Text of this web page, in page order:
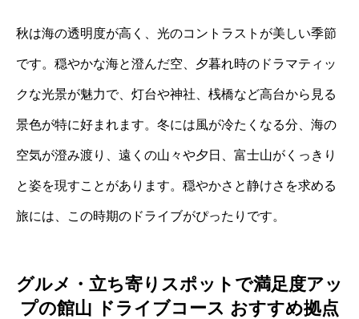
秋は海の透明度が高く、光のコントラストが美しい季節
です。穏やかな海と澄んだ空、夕暮れ時のドラマティッ
クな光景が魅力で、灯台や神社、桟橋など高台から見る
景色が特に好まれます。冬には風が冷たくなる分、海の
空気が澄み渡り、遠くの山々や夕日、富士山がくっきり
と姿を現すことがあります。穏やかさと静けさを求める
旅には、この時期のドライブがぴったりです。
グルメ・立ち寄りスポットで満足度アッ
プの館山 ドライブコース おすすめ拠点